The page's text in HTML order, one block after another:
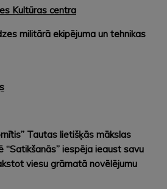
Kultūras centra
militārā ekipējuma un tehnikas
Tautas lietišķās mākslas
“Satikšanās” iespēja ieaust savu
viesu grāmatā novēlējumu